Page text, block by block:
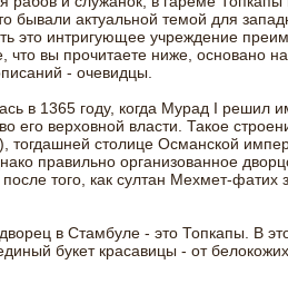
бывали актуальной темой для
это интригующее учреждение
вы прочитаете ниже, основано
- очевидцы.
в 1365 году, когда Мурад I решил
его верховной власти. Такое
тогдашней столице Османской
правильно организованное
того, как султан Мехмет-фатих
в Стамбуле - это Топкапы. В
букет красавицы - от